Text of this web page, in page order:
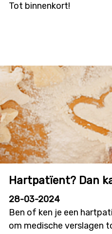
Tot binnenkort!
Hartpatïent? Dan
28-03-2024
Ben of ken je een
om medische verslagen